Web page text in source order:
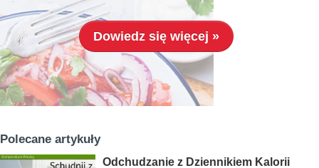
Dowiedz się więcej »
Polecane artykuły
Odchudzanie z Dziennikiem Kalorii